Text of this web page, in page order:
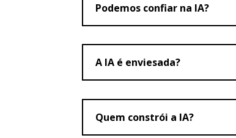
Podemos confiar na IA?
A IA é enviesada?
Quem constrói a IA?